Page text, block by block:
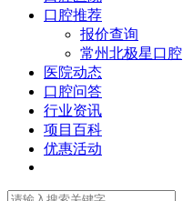
口腔推荐
报价查询
常州北极星口腔
医院动态
口腔问答
行业资讯
项目百科
优惠活动